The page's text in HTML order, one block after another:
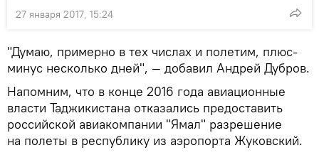
27 января 2017, 15:24
"Думаю, примерно в тех числах и полетим, плюс-
минус несколько дней", — добавил Андрей Дубров.
Напомним, что в конце 2016 года авиационные
власти Таджикистана отказались предоставить
российской авиакомпании "Ямал" разрешение
на полеты в республику из аэропорта Жуковский.